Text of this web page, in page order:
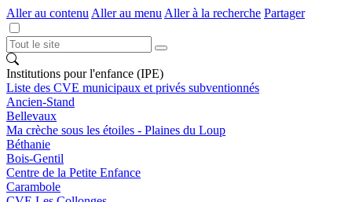
Aller au contenu Aller au menu Aller à la recherche Partager
Institutions pour l'enfance (IPE)
Liste des CVE municipaux et privés subventionnés
Ancien-Stand
Bellevaux
Ma crèche sous les étoiles - Plaines du Loup
Béthanie
Bois-Gentil
Centre de la Petite Enfance
Carambole